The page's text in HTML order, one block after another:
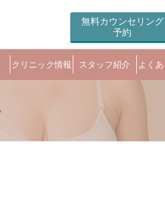
無料カウンセリング
予約
クリニック情報 スタッフ紹介 よく